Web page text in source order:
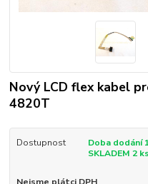
Nový LCD flex kabel
4820T
Dostupnost
Doba dodání
SKLADEM 2 ks
Nejsme plátci DPH